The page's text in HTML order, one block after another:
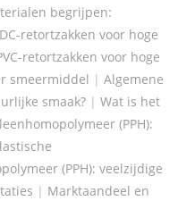
begrijpen:
retortzakken voor hoge
retortzakken voor hoge
smeermiddel | Algemene
smaak? | Wat is het
(PPH):
(PPH): veelzijdige
| Marktaandeel en